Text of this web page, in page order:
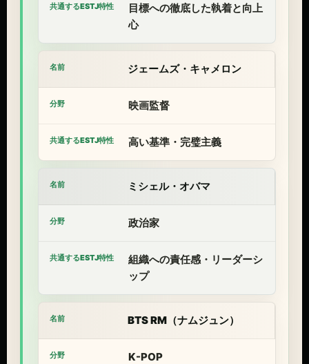
目標への徹底した執着と向上
心
ジェームズ・キャメロン
映画監督
高い基準・完璧主義
ミシェル・オバマ
政治家
組織への責任感・リーダーシ
ップ
BTS RM（ナムジュン）
K-POP